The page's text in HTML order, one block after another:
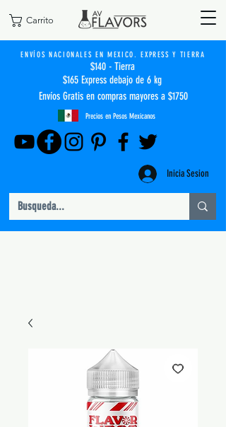
Carrito
ENVÍOS NACIONALES EN MEXICO. EXPRESS Y TIERRA
$140 - Tierra
$165 Express debajo de 6 kg
Envíos Gratis en compras mayores a $1750
Precios en Pesos Mexicanos
Inicia Sesion